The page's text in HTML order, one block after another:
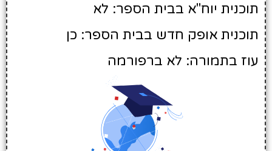
תוכנית יוח"א בבית הספר: לא
תוכנית אופק חדש בבית הספר: כן
עוז בתמורה: לא ברפורמה